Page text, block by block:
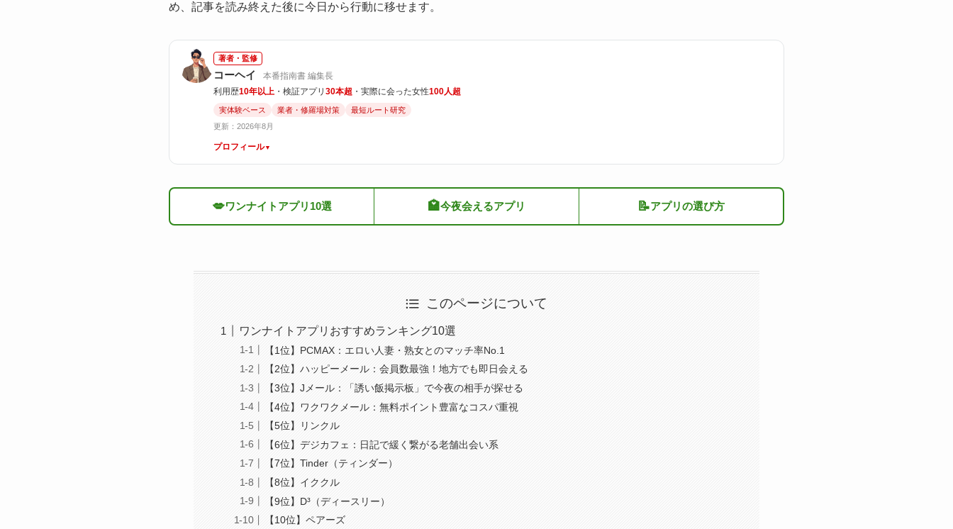
め、記事を読み終えた後に今日から行動に移せます。
著者・監修
コーヘイ
本番指南書 編集長
利用歴10年以上 ・検証アプリ 30本超 ・実際に会った女性100人超
実体験ベース 業者・修羅場対策
最短ルート研究
更新：2026年8月
プロフィール
💋ワンナイトアプリ10選 🏩 今夜会えるアプリ 📝アプリの選び方
このページについて
ワンナイトアプリおすすめランキング10選
【1位】PCMAX：エロい人妻・熟女とのマッチ率No.1
【2位】ハッピーメール：会員数最強！地方でも即日会える
【3位】Jメール：「誘い飯掲示板」で今夜の相手が探せる
【4位】ワクワクメール：無料ポイント豊富なコスパ重視
【5位】リンクル
【6位】デジカフェ：日記で緩く繋がる老舗出会い系
【7位】Tinder（ティンダー）
【8位】イククル
【9位】D³（ディースリー）
【10位】ペアーズ